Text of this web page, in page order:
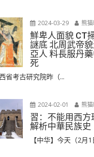
2024-03-29 熊
鮮卑人面貌 CT
謎底 北周武帝
亞人 料長服丹
死
省考古研究院昨（...
2024-02-01 熊
習：不能用西方
解析中華民族史
【中华】今天（2月